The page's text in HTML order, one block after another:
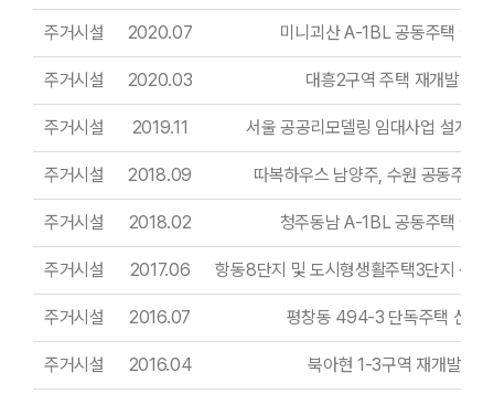
주거시설 2020.07 미니괴산 A-1BL 공동주택 설계
주거시설 2020.03 대흥2구역 주택 재개발 사업
주거시설 2019.11 서울 공공리모델링 임대사업 설계 및
주거시설 2018.09 따복하우스 남양주, 수원 공동주택
주거시설 2018.02 청주동남 A-1BL 공동주택 설계
주거시설 2017.06 항동8단지 및 도시형생활주택3단지 공동
주거시설 2016.07 평창동 494-3 단독주택 신축
주거시설 2016.04 북아현 1-3구역 재개발사업